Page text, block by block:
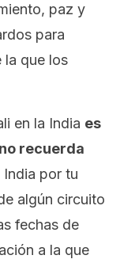
paz y
para
la que los
en la India es
recuerda
India por tu
algún circuito
fechas de
a la que